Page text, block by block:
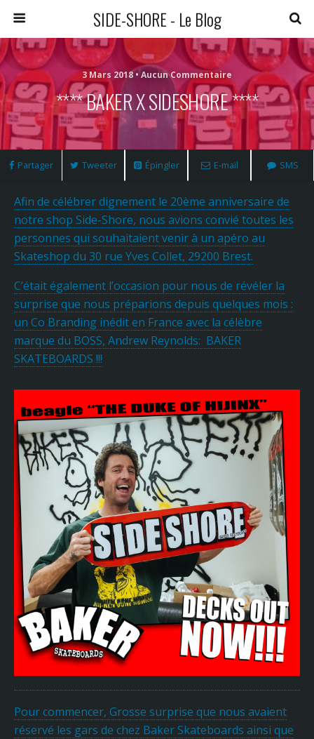
SIDE-SHORE - Le Blog
3 Mars 2018 • Aucun Commentaire
**** BAKER X SIDESHORE ****
Partager Tweeter Épingler E-mail SMS
Afin de célébrer dignement le 20ème anniversaire de
notre shop Side-Shore, nous avions convié toutes les
personnes qui souhaitaient venir à un apéro au
Skateshop du 30 rue Yves Collet, 29200 Brest.
C’était également l’occasion pour nous de révéler la
surprise que nous préparions depuis quelques mois :
un Co Branding inédit en France avec la célèbre
marque du BOSS, Andrew Reynolds: BAKER
SKATEBOARDS !!!
Pour commencer, Grosse surprise que nous avaient
réservé les gars de chez Baker Skateboards ainsi que